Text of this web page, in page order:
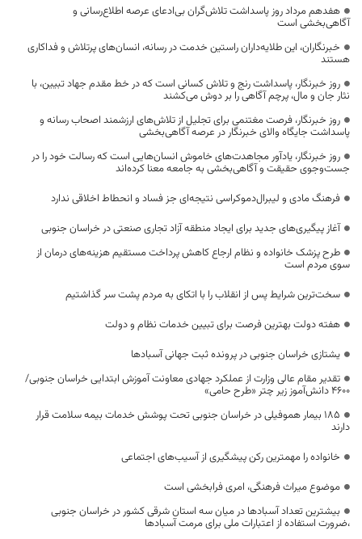
هفدهم مرداد روز پاسداشت تلاش‌گران بی‌ادعای عرصه اطلاع‌رسانی و
آگاهی‌بخشی است
خبرنگاران، این طلایه‌داران راستین خدمت در رسانه، انسان‌های پرتلاش و فداکاری
هستند
روز خبرنگار، پاسداشت رنج و تلاش کسانی است که در خط مقدم جهاد تبیین، با
نثار جان و مال، پرچم آگاهی را بر دوش می‌کشند
روز خبرنگار، فرصت مغتنمی برای تجلیل از تلاش‌های ارزشمند اصحاب رسانه و
پاسداشت جایگاه والای خبرنگار در عرصه آگاهی‌بخشی
روز خبرنگار، یادآور مجاهدت‌های خاموش انسان‌هایی است که رسالت خود را در
جست‌وجوی حقیقت و آگاهی‌بخشی به جامعه معنا کرده‌اند
فرهنگ مادی و لیبرال‌دموکراسی نتیجه‌ای جز فساد و انحطاط اخلاقی ندارد
آغاز پیگیری‌های جدید برای ایجاد منطقه آزاد تجاری صنعتی در خراسان جنوبی
طرح پزشک خانواده و نظام ارجاع کاهش پرداخت مستقیم هزینه‌های درمان از
سوی مردم است
سخت‌ترین شرایط پس از انقلاب را با اتکای به مردم پشت سر گذاشتیم
هفته دولت بهترین فرصت برای تبیین خدمات نظام و دولت
یشتازی خراسان جنوبی در پرونده ثبت جهانی آسبادها
تقدیر مقام عالی وزارت از عملکرد جهادی معاونت آموزش ابتدایی خراسان جنوبی/
۴۶۰۰ دانش‌آموز زیر چتر «طرح حامی»
۱۸۵ بیمار هموفیلی در خراسان جنوبی تحت پوشش خدمات بیمه سلامت قرار
دارند
خانواده را مهمترین رکن پیشگیری از آسیب‌های اجتماعی
موضوع میراث فرهنگی، امری فرابخشی است
بیشترین تعداد آسبادها در میان سه استان شرقی کشور در خراسان جنوبی
،ضرورت استفاده از اعتبارات ملی برای مرمت آسبادها